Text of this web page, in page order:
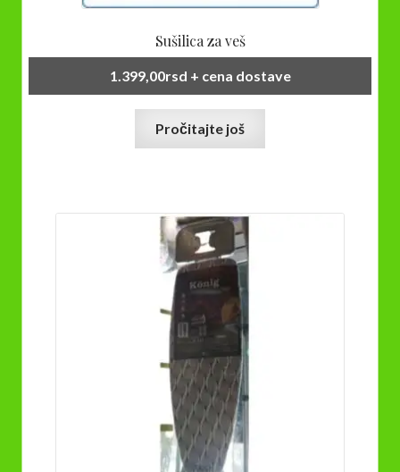
Sušilica za veš
1.399,00rsd + cena dostave
Pročitajte još